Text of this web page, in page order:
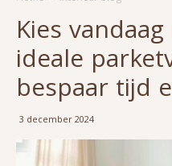
Kies
ideale
bespaar tijd
3 december 2024